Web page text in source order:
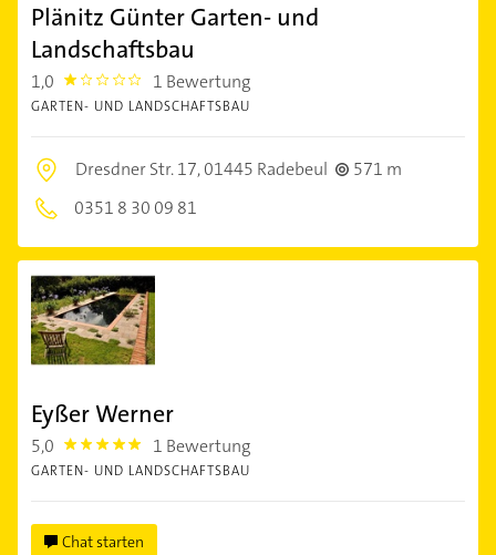
Plänitz Günter Garten- und
Landschaftsbau
1,0 1.0 1 Bewertung
GARTEN- UND LANDSCHAFTSBAU
Dresdner Str. 17,01445 Radebeul
571 m
0351 8 30 09 81
Eyßer Werner
5,0 5.0 1 Bewertung
GARTEN- UND LANDSCHAFTSBAU
Chat starten